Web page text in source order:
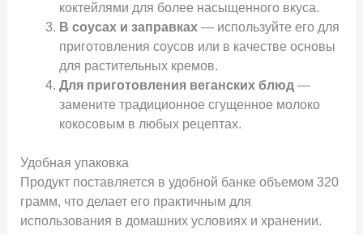
коктейлями для более насыщенного вкуса.
В соусах и заправках— используйте его для
приготовления соусов или в качестве основы
для растительных кремов.
Для приготовления веганских блюд—
замените традиционное сгущенное молоко
кокосовым в любых рецептах.
Удобная упаковка
Продукт поставляется в удобной банке объемом 320
грамм, что делает его практичным для
использования в домашних условиях и хранении.